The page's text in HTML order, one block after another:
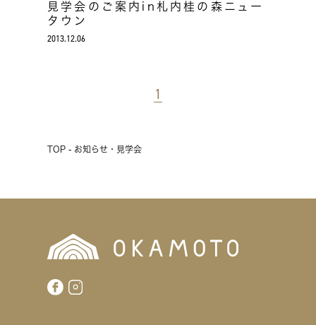
見学会のご案内in札内桂の森ニュー
タウン
2013.12.06
1
TOP - お知らせ・見学会